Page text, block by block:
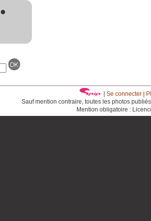
●
Se connecter|
Sauf mention contraire, toutes les photos
Mention obligatoire :